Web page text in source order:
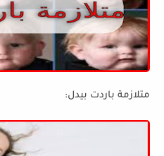
متلازمة باردت بيدل: